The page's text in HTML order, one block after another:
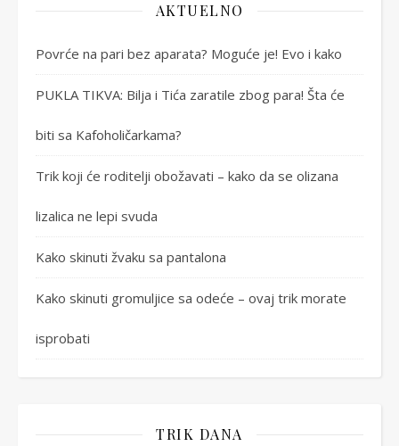
AKTUELNO
Povrće na pari bez aparata? Moguće je! Evo i kako
PUKLA TIKVA: Bilja i Tića zaratile zbog para! Šta će
biti sa Kafoholičarkama?
Trik koji će roditelji obožavati – kako da se olizana
lizalica ne lepi svuda
Kako skinuti žvaku sa pantalona
Kako skinuti gromuljice sa odeće – ovaj trik morate
isprobati
TRIK DANA